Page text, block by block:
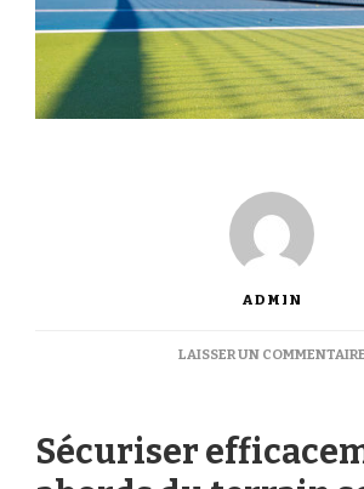
ADMIN
LAISSER UN COMMENTAIRE
Sécuriser